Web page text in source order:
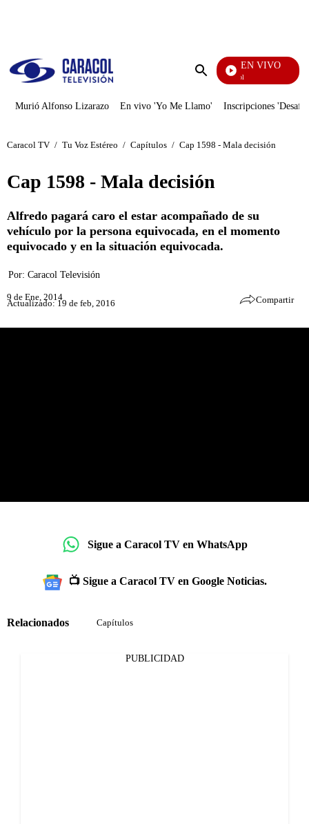
Enviar
EN VIVO
Noticias Caracol
Murió Alfonso Lizarazo En vivo 'Yo Me Llamo' Inscripciones
Caracol TV / Tu Voz Estéreo / Capítulos / Cap 1598 - Mala decisión
Cap 1598 - Mala decisión
Alfredo pagará caro el estar acompañado de su
vehículo por la persona equivocada, en el momento
equivocado y en la situación equivocada.
Por: Caracol Televisión
9 de Ene, 2014
Actualizado: 19 de feb, 2016 Compartir
Sigue a Caracol TV en WhatsApp
📺 Sigue a Caracol TV en Google Noticias.
Relacionados Capítulos
PUBLICIDAD